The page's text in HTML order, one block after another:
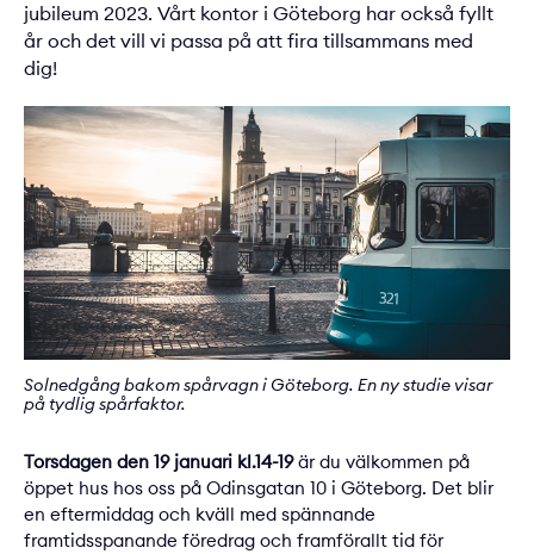
jubileum 2023. Vårt kontor i Göteborg har också fyllt
år och det vill vi passa på att fira tillsammans med
dig!
Solnedgång bakom spårvagn i Göteborg. En ny studie visar
på tydlig spårfaktor.
Torsdagen den 19 januari kl.14-19är du välkommen på
öppet hus hos oss på Odinsgatan 10 i Göteborg. Det blir
en eftermiddag och kväll med spännande
framtidsspanande föredrag och framförallt tid för